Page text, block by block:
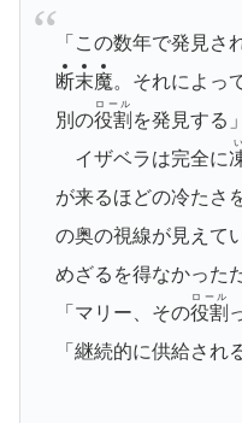
「この数年で発見さ
断末魔。それによっ
別の役割
ロール
を発見する」
イザベラは完全に
い
が来るほどの冷たさ
の奥の視線が見えて
めざるを得なかった
「マリー、その役割
ロール
「継続的に供給さ